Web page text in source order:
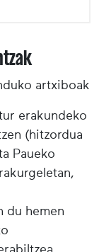
artxiboak
erakundeko
(hitzordua
Paueko
du hemen